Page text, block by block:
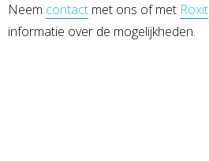
Neem contact met ons of met Roxit
informatie over de mogelijkheden.